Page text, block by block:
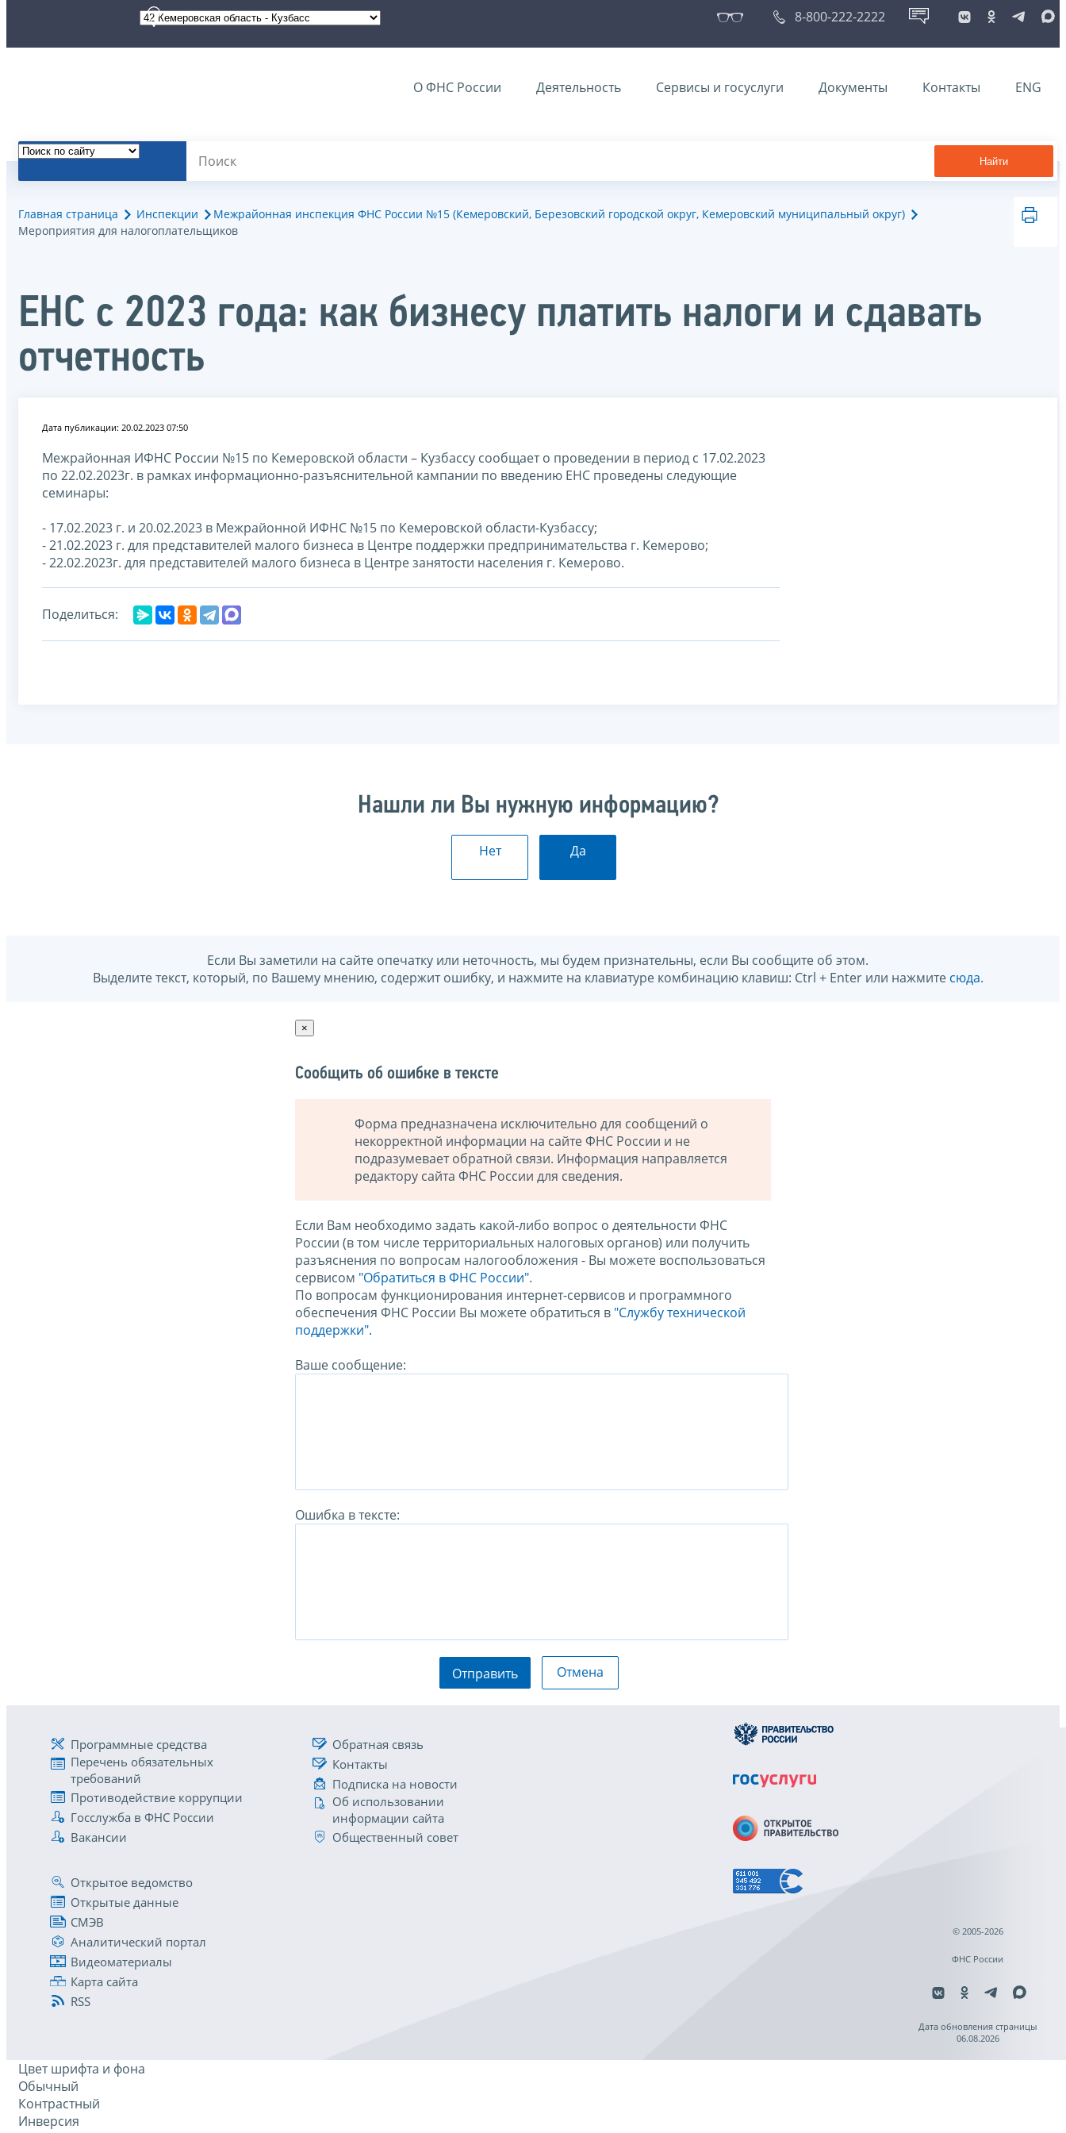
8-800-222-2222
О ФНС России Деятельность Сервисы и госуслуги Документы Контакты ENG
Найти
Главная страница Инспекции
Межрайонная инспекция ФНС России №15 (Кемеровский, Березовский городской округ, Кемеровский муниципальный округ)
Мероприятия для налогоплательщиков
ЕНС с 2023 года: как бизнесу платить налоги и сдавать
отчетность
Дата публикации: 20.02.2023 07:50
Межрайонная ИФНС России №15 по Кемеровской области – Кузбассу сообщает о проведении в период с 17.02.2023
по 22.02.2023г. в рамках информационно-разъяснительной кампании по введению ЕНС проведены следующие
семинары:
- 17.02.2023 г. и 20.02.2023 в Межрайонной ИФНС №15 по Кемеровской области-Кузбассу;
- 21.02.2023 г. для представителей малого бизнеса в Центре поддержки предпринимательства г. Кемерово;
- 22.02.2023г. для представителей малого бизнеса в Центре занятости населения г. Кемерово.
Поделиться:
Нашли ли Вы нужную информацию?
Нет Да
Если Вы заметили на сайте опечатку или неточность, мы будем признательны, если Вы сообщите об этом.
Выделите текст, который, по Вашему мнению, содержит ошибку, и нажмите на клавиатуре комбинацию клавиш: Ctrl + Enter или нажмите сюда.
×
Сообщить об ошибке в тексте
Форма предназначена исключительно для сообщений о
некорректной информации на сайте ФНС России и не
подразумевает обратной связи. Информация направляется
редактору сайта ФНС России для сведения.
Если Вам необходимо задать какой-либо вопрос о деятельности ФНС
России (в том числе территориальных налоговых органов) или получить
разъяснения по вопросам налогообложения - Вы можете воспользоваться
сервисом "Обратиться в ФНС России".
По вопросам функционирования интернет-сервисов и программного
обеспечения ФНС России Вы можете обратиться в "Службу технической
поддержки".
Ваше сообщение:
Ошибка в тексте:
Отправить Отмена
Программные средства
Перечень обязательных
требований
Противодействие коррупции
Госслужба в ФНС России
Вакансии
Обратная связь
Контакты
Подписка на новости
Об использовании
информации сайта
Общественный совет
Открытое ведомство
Открытые данные
СМЭВ
Аналитический портал
Видеоматериалы
Карта сайта
RSS
© 2005-2026
ФНС России
Дата обновления страницы
06.08.2026
Цвет шрифта и фона
Обычный
Контрастный
Инверсия